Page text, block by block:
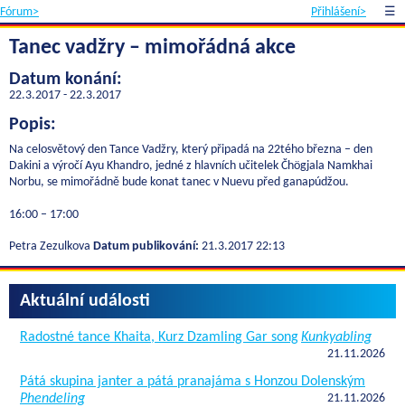
Fórum> Přihlášení> ☰
Tanec vadžry – mimořádná akce
Datum konání:
22.3.2017 - 22.3.2017
Popis:
Na celosvětový den Tance Vadžry, který připadá na 22tého března – den
Dakini a výročí Ayu Khandro, jedné z hlavních učitelek Čhögjala Namkhai
Norbu, se mimořádně bude konat tanec v Nuevu před ganapúdžou.
16:00 – 17:00
Petra Zezulkova Datum publikování: 21.3.2017 22:13
Aktuální události
Radostné tance Khaita, Kurz Dzamling Gar songKunkyabling
21.11.2026
Pátá skupina janter a pátá pranajáma s Honzou Dolenským
Phendeling
21.11.2026